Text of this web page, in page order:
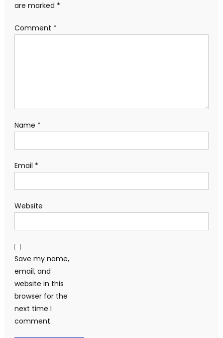
are marked *
Comment *
Name *
Email *
Website
Save my name,
email, and
website in this
browser for the
next time I
comment.